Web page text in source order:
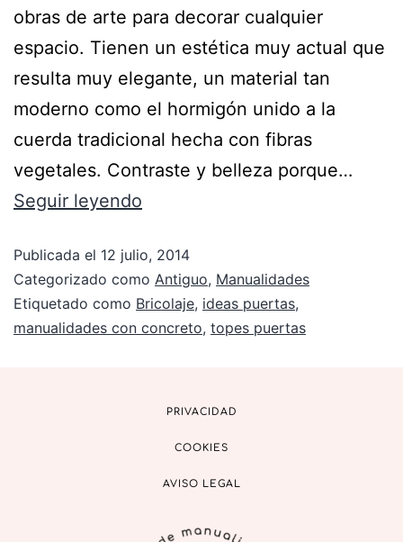
obras de arte para decorar cualquier
espacio. Tienen un estética muy actual que
resulta muy elegante, un material tan
moderno como el hormigón unido a la
cuerda tradicional hecha con fibras
vegetales. Contraste y belleza porque…
Seguir leyendo
Publicada el 12 julio, 2014
Categorizado como Antiguo, Manualidades
Etiquetado como Bricolaje, ideas puertas,
manualidades con concreto, topes puertas
PRIVACIDAD
COOKIES
AVISO LEGAL